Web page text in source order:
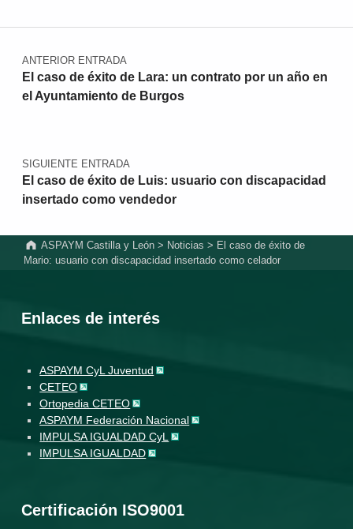
Navegación de entradas
ANTERIOR ENTRADA
El caso de éxito de Lara: un contrato por un año en
el Ayuntamiento de Burgos
SIGUIENTE ENTRADA
El caso de éxito de Luis: usuario con discapacidad
insertado como vendedor
ASPAYM Castilla y León > Noticias > El caso de éxito de
Mario: usuario con discapacidad insertado como celador
Enlaces de interés
ASPAYM CyL Juventud
CETEO
Ortopedia CETEO
ASPAYM Federación Nacional
IMPULSA IGUALDAD CyL
IMPULSA IGUALDAD
Certificación ISO9001